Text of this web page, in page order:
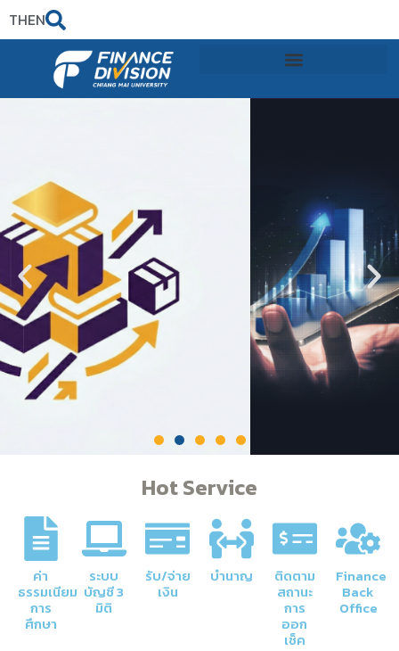
THEN
Hot Service
ค่า
ธรรมเนียม
การ
ศึกษา
ระบบ
บัญชี 3
มิติ
รับ/จ่าย
เงิน
บำนาญ ติดตาม
สถานะ
การ
ออก
เช็ค
Finance
Back
Office